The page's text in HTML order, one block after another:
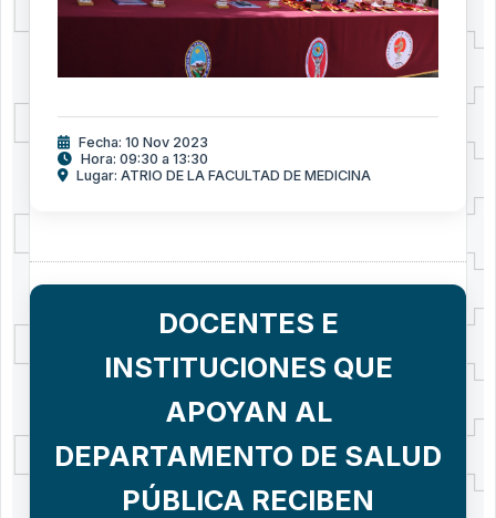
Fecha: 10 Nov 2023
Hora: 09:30 a 13:30
Lugar: ATRIO DE LA FACULTAD DE MEDICINA
DOCENTES E
INSTITUCIONES QUE
APOYAN AL
DEPARTAMENTO DE SALUD
PÚBLICA RECIBEN